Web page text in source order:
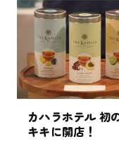
カハラホテル 初
キキに開店！